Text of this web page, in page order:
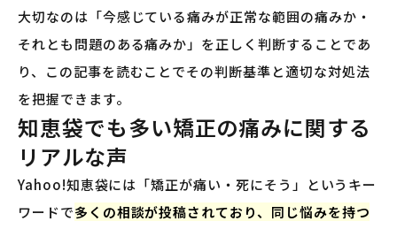
大切なのは「今感じている痛みが正常な範囲の痛みか・
それとも問題のある痛みか」を正しく判断することであ
り、この記事を読むことでその判断基準と適切な対処法
を把握できます。
知恵袋でも多い矯正の痛みに関する
リアルな声
Yahoo!知恵袋には「矯正が痛い・死にそう」というキー
ワードで多くの相談が投稿されており、同じ悩みを持つ